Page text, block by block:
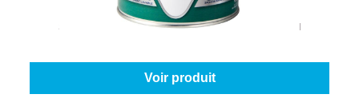
Sélectionnez votre couleur:Blanc (100%)
Voir produit